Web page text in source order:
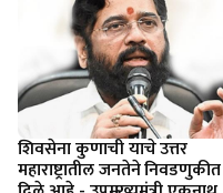
शिवसेना कुणाची याचे उत्तर
महाराष्ट्रातील जनतेने निवडणुकीत